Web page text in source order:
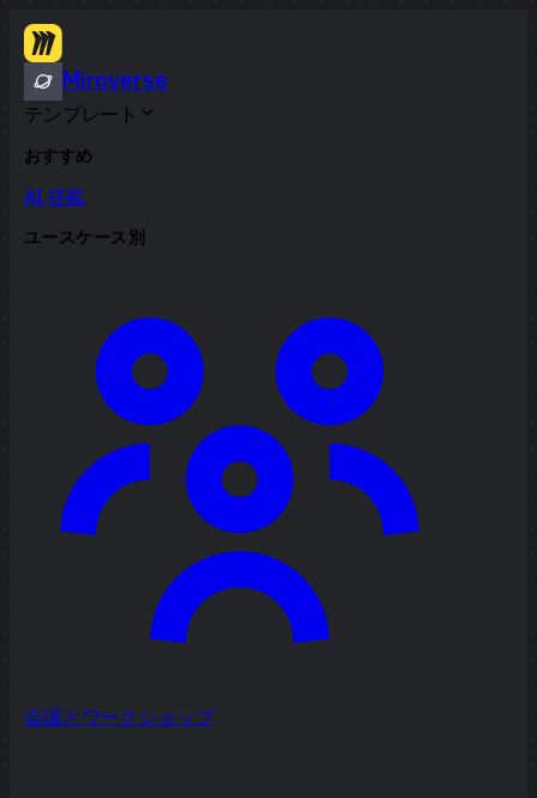
Miroverse
テンプレート
おすすめ
AI 搭載
ユースケース別
会議とワークショップ